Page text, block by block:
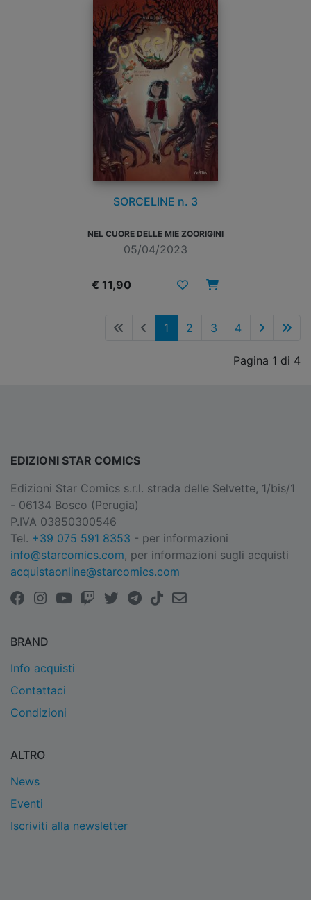
SORCELINE n. 3
NEL CUORE DELLE MIE ZOORIGINI
05/04/2023
€ 11,90
1 2 3 4
Pagina 1 di 4
EDIZIONI STAR COMICS
Edizioni Star Comics s.r.l. strada delle Selvette, 1/bis/1
- 06134 Bosco (Perugia)
P.IVA 03850300546
Tel. +39 075 591 8353 - per informazioni
info@starcomics.com, per informazioni sugli acquisti
acquistaonline@starcomics.com
BRAND
Info acquisti
Contattaci
Condizioni
ALTRO
News
Eventi
Iscriviti alla newsletter